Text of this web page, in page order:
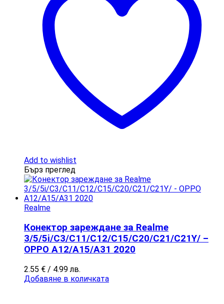
Add to wishlist
Бърз преглед
Realme
Конектор зареждане за Realme
3/5/5i/C3/C11/C12/C15/C20/C21/C21Y/ –
OPPO A12/A15/A31 2020
2.55 € / 4.99 лв.
Добавяне в количката